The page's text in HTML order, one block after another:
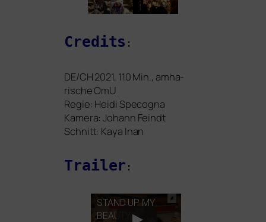
Credits :
DE/CH2021, 110 Min., amha­
rischeOmU
Regie: Heidi Specogna
Kamera: Johann Feindt
Schnitt: Kaya Inan
Trailer :
STAND UP MY
BEAUTY
–